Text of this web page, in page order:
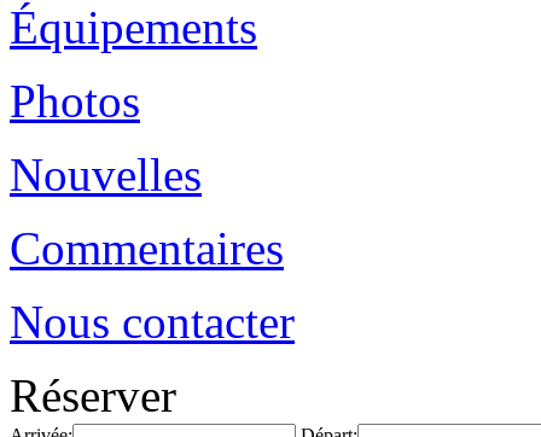
Équipements
Photos
Nouvelles
Commentaires
Nous contacter
Réserver